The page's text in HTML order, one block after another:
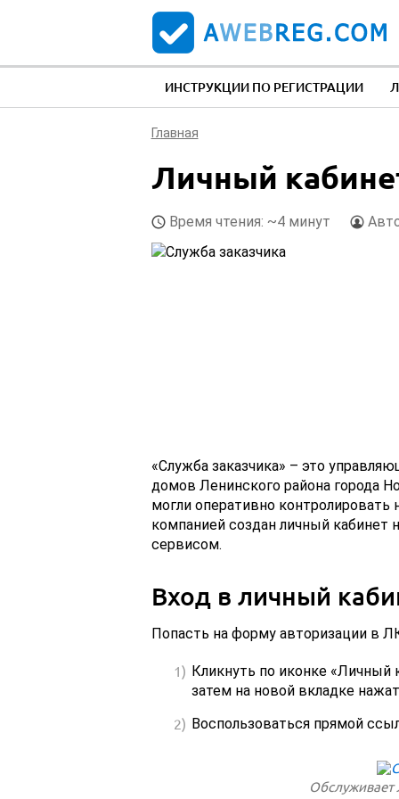
ИНСТРУКЦИИ ПО РЕГИСТРАЦИИ
Главная
Личный
Время чтения: ~4 минут
«Служба заказчика» – это
домов Ленинского района города
могли оперативно контролировать
компанией создан личный кабинет
сервисом.
Вход в личный
Попасть на форму авторизации в
Кликнуть по иконке «Личный
затем на новой вкладке
Воспользоваться прямой
Обслуживает